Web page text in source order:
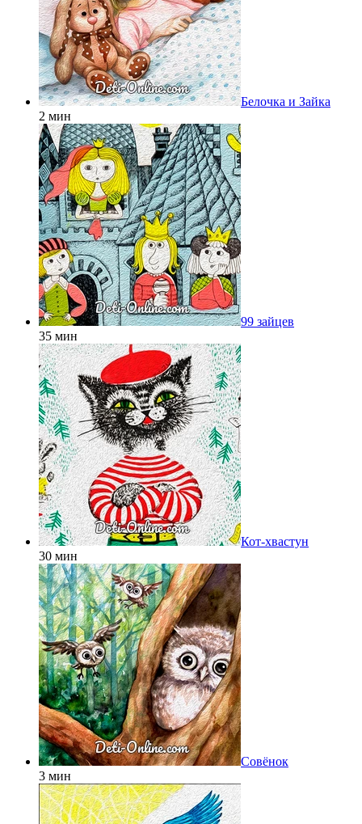
Белочка и Зайка
2 мин
99 зайцев
35 мин
Кот-хвастун
30 мин
Совёнок
3 мин